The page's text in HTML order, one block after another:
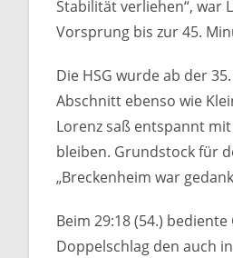
Stabilität verliehen“, war
Vorsprung bis zur 45.
Die HSG wurde ab der
Abschnitt ebenso wie
Lorenz saß entspannt
bleiben. Grundstock für
„Breckenheim war
Beim 29:18 (54.)
Doppelschlag den auch